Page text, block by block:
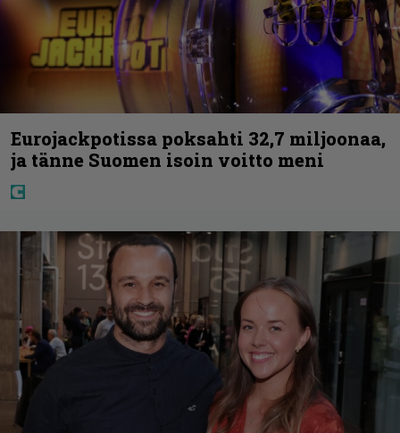
Eurojackpotissa poksahti 32,7 miljoonaa,
ja tänne Suomen isoin voitto meni